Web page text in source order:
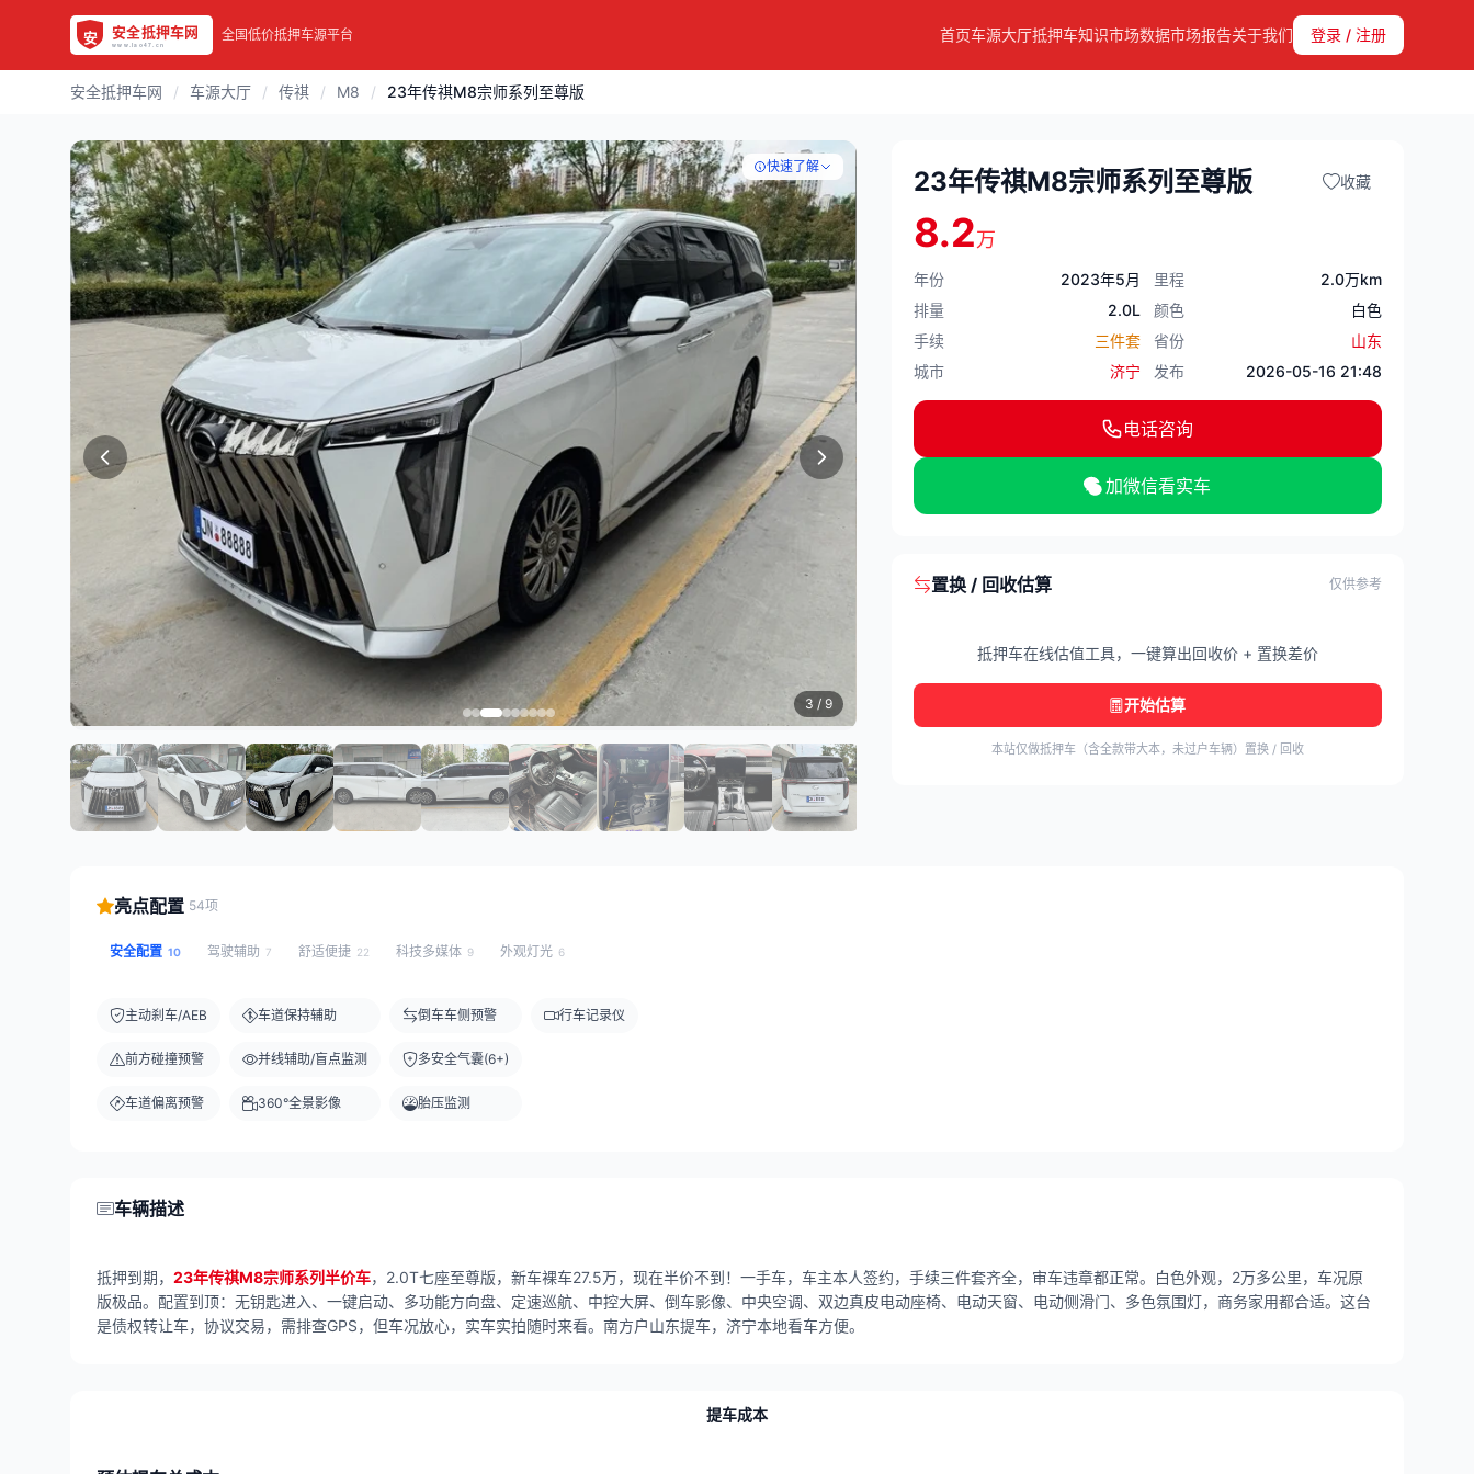
全国低价抵押车源平台 首页车源大厅抵押车知识市场数据市场报告关于我们 登录 / 注册
安全抵押车网 / 车源大厅 / 传祺 / M8 / 23年传祺M8宗师系列至尊版
快速了解
3 / 9
23年传祺M8宗师系列至尊版 收藏
8.2万
年份 2023年5月 里程
2.0万km
排量
2.0L 颜色
白色
手续
三件套 省份
山东
城市
济宁 发布 2026-05-16 21:48
电话咨询
加微信看实车
置换 / 回收估算 仅供参考
抵押车在线估值工具，一键算出回收价 + 置换差价
开始估算
本站仅做抵押车（含全款带大本，未过户车辆）置换 / 回收
亮点配置 54项
安全配置 10 驾驶辅助 7 舒适便捷 22 科技多媒体 9 外观灯光 6
主动刹车/AEB
前方碰撞预警
车道偏离预警
车道保持辅助
并线辅助/盲点监测
360°全景影像
倒车车侧预警
多安全气囊(6+)
胎压监测
行车记录仪
车辆描述
抵押到期， 23年传祺M8宗师系列半价车，2.0T七座至尊版，新车裸车27.5万，现在半价不到！一手车，车主本人签约，手续三件套齐全，审车违章都正常。白色外观，2万多公里，车况原
版极品。配置到顶：无钥匙进入、一键启动、多功能方向盘、定速巡航、中控大屏、倒车影像、中央空调、双边真皮电动座椅、电动天窗、电动侧滑门、多色氛围灯，商务家用都合适。这台
是债权转让车，协议交易，需排查GPS，但车况放心，实车实拍随时来看。南方户山东提车，济宁本地看车方便。
提车成本